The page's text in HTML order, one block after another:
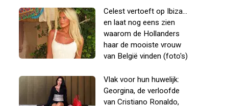
Celest vertoeft op Ibiza...
en laat nog eens zien
waarom de Hollanders
haar de mooiste vrouw
van België vinden (foto's)
Vlak voor hun huwelijk:
Georgina, de verloofde
van Cristiano Ronaldo,